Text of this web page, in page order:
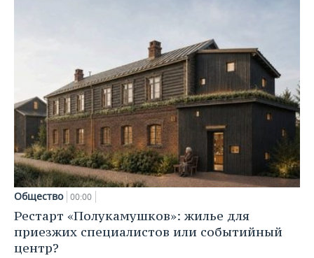
Общество 00:00
Рестарт «Полукамушков»: жилье для
приезжих специалистов или событийный
центр?